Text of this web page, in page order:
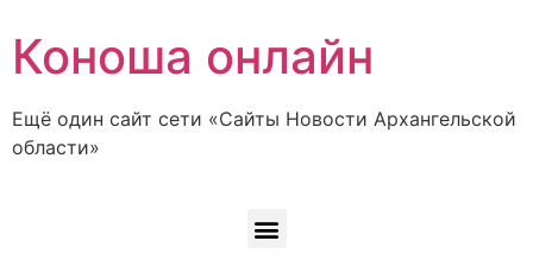
Коноша онлайн
Ещё один сайт сети «Сайты Новости Архангельской
области»